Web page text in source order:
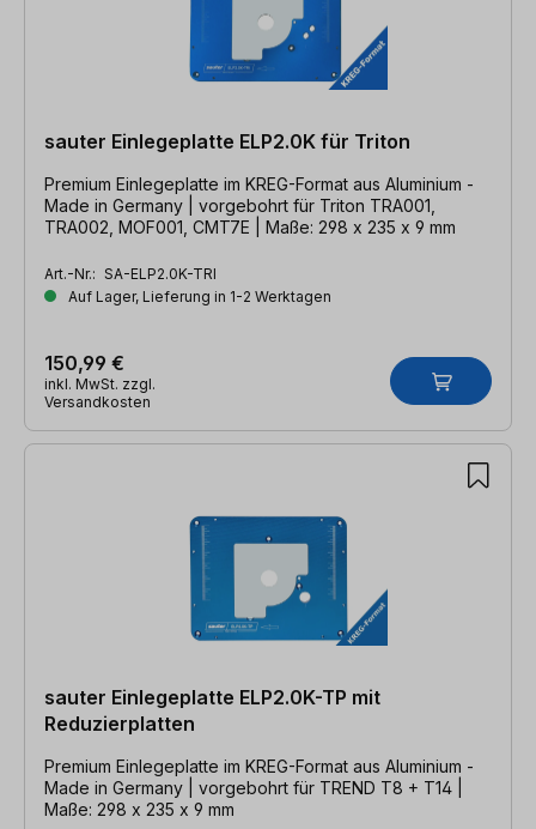
sauter Einlegeplatte ELP2.0K für Triton
Premium Einlegeplatte im KREG-Format aus Aluminium -
Made in Germany | vorgebohrt für Triton TRA001,
TRA002, MOF001, CMT7E | Maße: 298 x 235 x 9 mm
Art.-Nr.: SA-ELP2.0K-TRI
Auf Lager, Lieferung in 1-2 Werktagen
150,99 €
inkl. MwSt. zzgl.
Versandkosten
sauter Einlegeplatte ELP2.0K-TP mit
Reduzierplatten
Premium Einlegeplatte im KREG-Format aus Aluminium -
Made in Germany | vorgebohrt für TREND T8 + T14 |
Maße: 298 x 235 x 9 mm